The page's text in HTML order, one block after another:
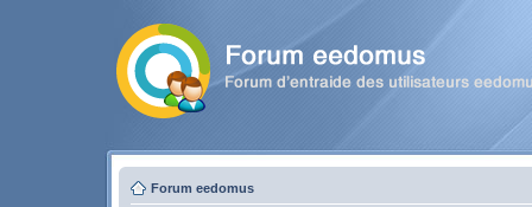
Forum eedomus